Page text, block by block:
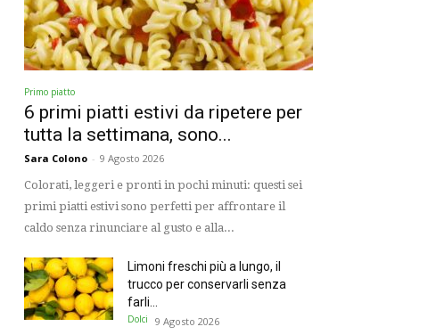
Primo piatto
6 primi piatti estivi da ripetere per
tutta la settimana, sono...
Sara Colono - 9 Agosto 2026
Colorati, leggeri e pronti in pochi minuti: questi sei
primi piatti estivi sono perfetti per affrontare il
caldo senza rinunciare al gusto e alla...
Limoni freschi più a lungo, il
trucco per conservarli senza
farli...
Dolci 9 Agosto 2026